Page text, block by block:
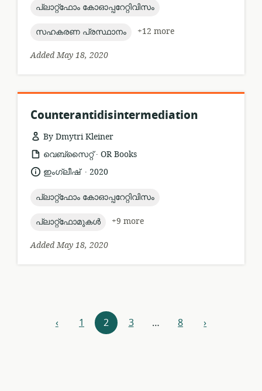
topic:
പ്ലാറ്റ്ഫോം കോഓപ്പറേറ്റിവിസം
topic:
സഹകരണ പ്രസ്ഥാനം
+12 more
Added May 18, 2020
Counterantidisintermediation
By Dmytri Kleiner
resource
format:
വെബ്സൈറ്റ് .
publisher:
OR Books
language:
ഇംഗ്ലീഷ് .
date2020
topic:
പ്ലാറ്റ്ഫോം കോഓപ്പറേറ്റിവിസം
topic:
പ്ലാറ്റ്ഫോമുകൾ
+9 more
Added May 18, 2020
Resources
‹previous
1 2 3 … 8 next
›